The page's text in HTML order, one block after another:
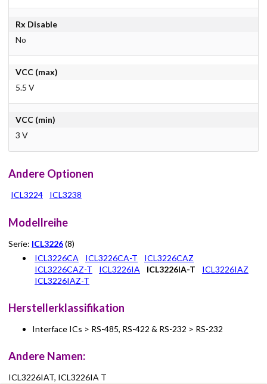
Rx Disable
No
VCC (max)
5.5 V
VCC (min)
3 V
Andere Optionen
ICL3224 ICL3238
Modellreihe
Serie: ICL3226(8)
ICL3226CA
ICL3226CA-T
ICL3226CAZ
ICL3226CAZ-T
ICL3226IA ICL3226IA-T
ICL3226IAZ
ICL3226IAZ-T
Herstellerklassifikation
Interface ICs > RS-485, RS-422 & RS-232 > RS-232
Andere Namen:
ICL3226IAT, ICL3226IA T